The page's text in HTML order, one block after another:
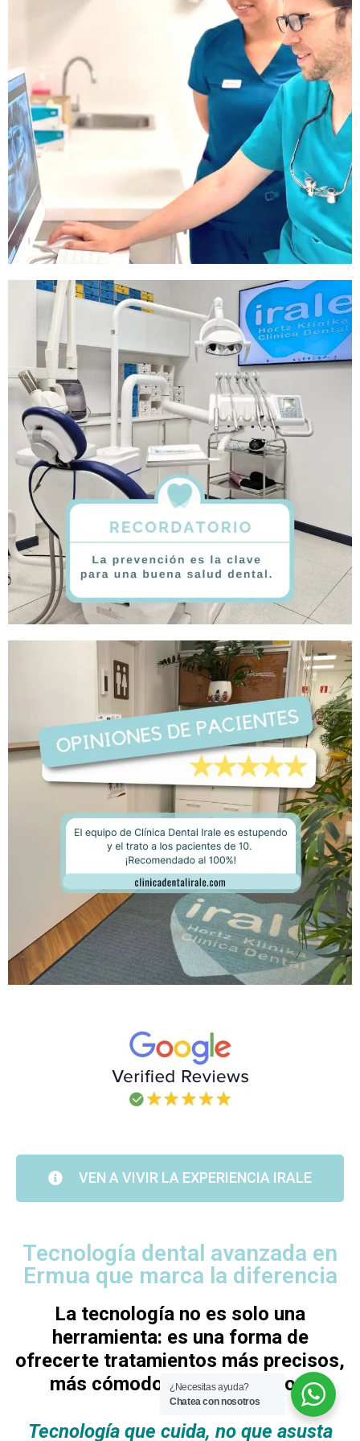
VEN A VIVIR LA EXPERIENCIA IRALE
Tecnología dental avanzada en
Ermua que marca la diferencia
La tecnología no es solo una
herramienta: es una forma de
ofrecerte tratamientos más precisos,
más cómodos y más seguros.
Tecnología que cuida, no que asusta
¿Necesitas ayuda?
Chatea con nosotros